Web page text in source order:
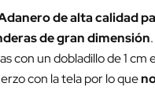
de alta calidad
de gran dimensión
con un dobladillo de 1
con la tela por lo que